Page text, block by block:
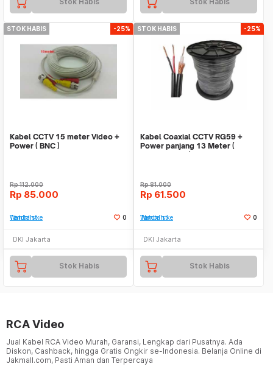
STOK HABIS -25%
Kabel CCTV 15 meter Video +
Power ( BNC )
Rp112.000
Rp 85.000
Tambah ke Watchlist 0
DKI Jakarta
Stok Habis
STOK HABIS -25%
Kabel Coaxial CCTV RG59 +
Power panjang 13 Meter (
Rp81.000
Rp 61.500
Tambah ke Watchlist 0
DKI Jakarta
Stok Habis
RCA Video
Jual Kabel RCA Video Murah, Garansi, Lengkap dari Pusatnya. Ada
Diskon, Cashback, hingga Gratis Ongkir se-Indonesia. Belanja Online di
Jakmall.com, Pasti Aman dan Terpercaya